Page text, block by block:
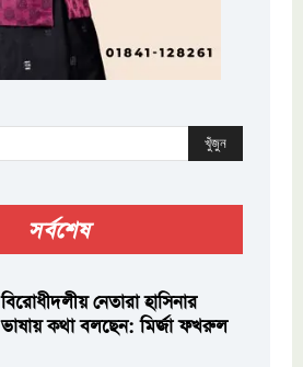
খুঁজুন
সর্বশেষ
বিরোধীদলীয় নেতারা হাসিনার
ভাষায় কথা বলছেন: মির্জা ফখরুল